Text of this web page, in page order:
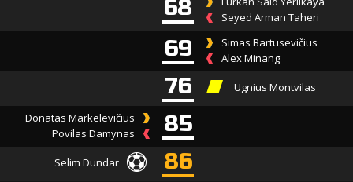
68
Seyed Arman Taheri
69
Simas Bartusevičius
Alex Minang
76 Ugnius Montvilas
Donatas Markelevičius
Povilas Damynas
85
Selim Dundar 86